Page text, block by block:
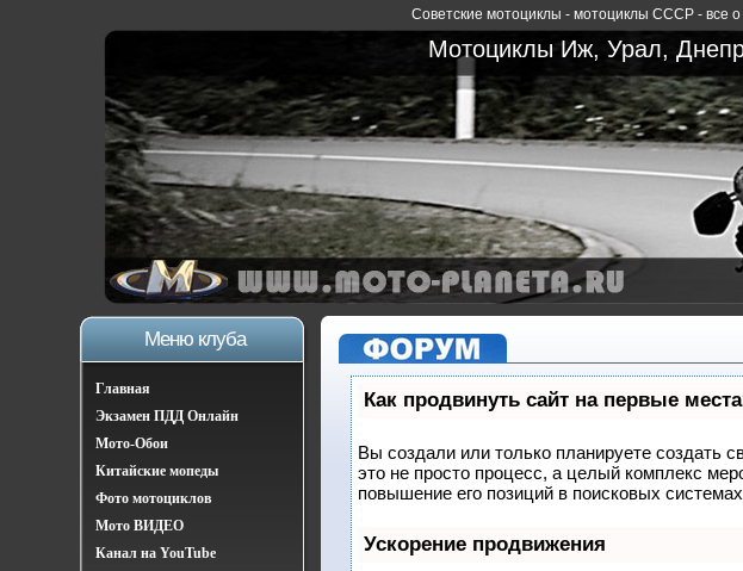
Советские мотоциклы - мотоциклы СССР - все о
Мотоциклы Иж, Урал,
Меню клуба
Главная
Экзамен ПДД Онлайн
Мото-Обои
Китайские мопеды
Фото мотоциклов
Мото ВИДЕО
Канал на YouTube
Как продвинуть сайт на первые
Вы создали или только планируете создать
это не просто процесс, а целый комплекс
повышение его позиций в поисковых
Ускорение продвижения